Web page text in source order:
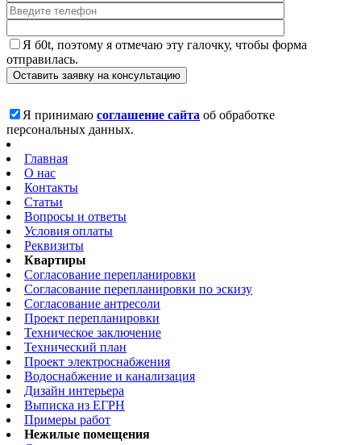
Я б0t, поэтому я отмечаю эту галочку, чтобы форма
отправилась.
Я принимаю соглашение сайта об обработке
персональных данных.
Главная
О нас
Контакты
Статьи
Вопросы и ответы
Условия оплаты
Реквизиты
Квартиры
Согласование перепланировки
Согласование перепланировки по эскизу
Согласование антресоли
Проект перепланировки
Техническое заключение
Технический план
Проект электроснабжения
Водоснабжение и канализация
Дизайн интерьера
Выписка из ЕГРН
Примеры работ
Нежилые помещения